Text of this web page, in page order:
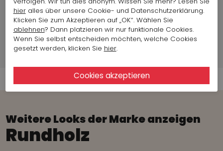
Mode-Modell info
Versandinformationen
Weitere Looks der Marke anzeigen
Rundholz
hieralles über unsere Cookie- und Datenschutzerklärung.
Klicken Sie zum Akzeptieren auf „OK“. Wählen Sie
ablehnen? Dann platzieren wir nur funktionale Cookies.
Wenn Sie selbst entscheiden möchten, welche Cookies
gesetzt werden, klicken Sie hier.